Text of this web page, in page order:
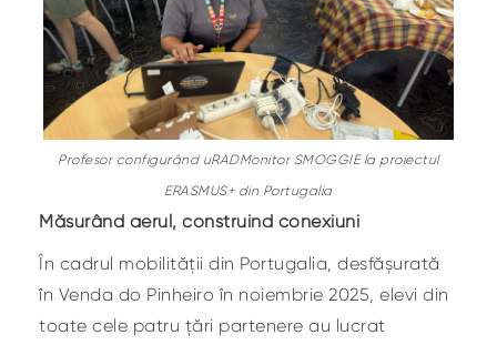
Profesor configurând uRADMonitor SMOGGIE la proiectul
ERASMUS+ din Portugalia
Măsurând aerul, construind conexiuni
În cadrul mobilității din Portugalia, desfășurată
în Venda do Pinheiro în noiembrie 2025, elevi din
toate cele patru țări partenere au lucrat